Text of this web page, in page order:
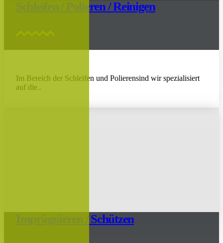
Schleifen / Polieren / Reinigen
Im Bereich der Schleifen und Polierensind wir spezialisiert
auf die..
Imprägnieren / Schützen